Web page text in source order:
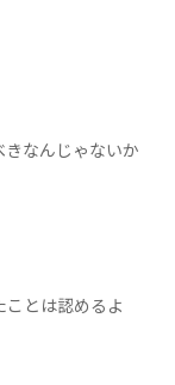
なんじゃないか
ことは認めるよ